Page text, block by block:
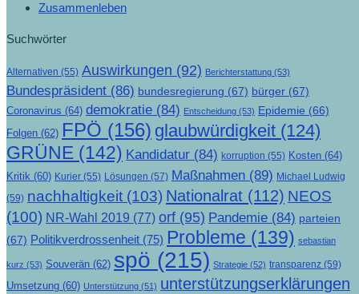
Zusammenleben
Suchwörter
Alternativen (55) Auswirkungen (92) Berichterstattung (53)
Bundespräsident (86) bundesregierung (67) bürger (67)
Coronavirus (64) demokratie (84) Entscheidung (53) Epidemie (66)
Folgen (62) FPÖ (156) glaubwürdigkeit (124)
GRÜNE (142) Kandidatur (84) korruption (55) Kosten (64)
Kritik (60) Kurier (55) Lösungen (57) Maßnahmen (89) Michael Ludwig
(59) nachhaltigkeit (103) Nationalrat (112) NEOS
(100) NR-Wahl 2019 (77) orf (95) Pandemie (84) parteien
(67) Politikverdrossenheit (75) Probleme (139) sebastian
kurz (53) Souverän (62) spö (215) Strategie (52) transparenz (59)
Umsetzung (60) Unterstützung (51) unterstützungserklärungen